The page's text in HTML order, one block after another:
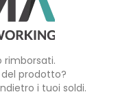
rimborsati.
prodotto?
i tuoi soldi.